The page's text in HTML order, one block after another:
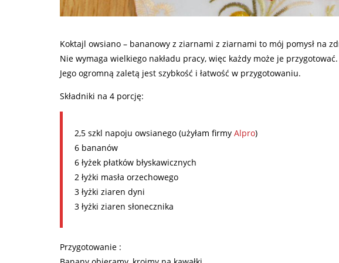
Koktajl owsiano – bananowy z ziarnami z ziarnami to mój pomysł na
Nie wymaga wielkiego nakładu pracy, więc każdy może je przygotować.
Jego ogromną zaletą jest szybkość i łatwość w przygotowaniu.
Składniki na 4 porcję:
2,5 szkl napoju owsianego (użyłam firmy Alpro)
6 bananów
6 łyżek płatków błyskawicznych
2 łyżki masła orzechowego
3 łyżki ziaren dyni
3 łyżki ziaren słonecznika
Przygotowanie :